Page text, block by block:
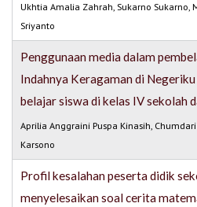
Ukhtia Amalia Zahrah, Sukarno Sukarno,
Sriyanto
Penggunaan media dalam
Indahnya Keragaman di
belajar siswa di kelas IV sekolah
Aprilia Anggraini Puspa Kinasih,
Karsono
Profil kesalahan peserta didik
menyelesaikan soal cerita